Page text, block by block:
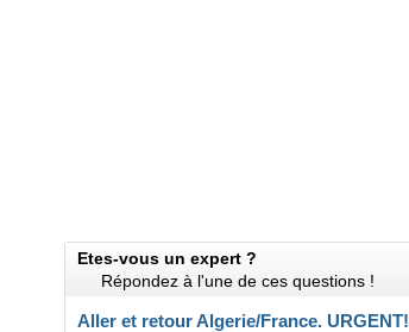
Etes-vous un expert ?
Répondez à l'une de ces questions !
Aller et retour Algerie/France. URGENT!